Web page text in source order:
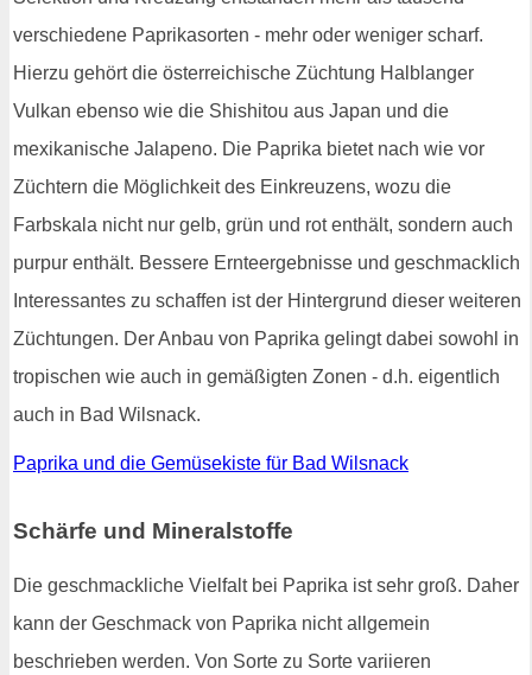
verschiedene Paprikasorten - mehr oder weniger scharf.
Hierzu gehört die österreichische Züchtung Halblanger
Vulkan ebenso wie die Shishitou aus Japan und die
mexikanische Jalapeno. Die Paprika bietet nach wie vor
Züchtern die Möglichkeit des Einkreuzens, wozu die
Farbskala nicht nur gelb, grün und rot enthält, sondern auch
purpur enthält. Bessere Ernteergebnisse und geschmacklich
Interessantes zu schaffen ist der Hintergrund dieser weiteren
Züchtungen. Der Anbau von Paprika gelingt dabei sowohl in
tropischen wie auch in gemäßigten Zonen - d.h. eigentlich
auch in Bad Wilsnack.
Paprika und die Gemüsekiste für Bad Wilsnack
Schärfe und Mineralstoffe
Die geschmackliche Vielfalt bei Paprika ist sehr groß. Daher
kann der Geschmack von Paprika nicht allgemein
beschrieben werden. Von Sorte zu Sorte variieren